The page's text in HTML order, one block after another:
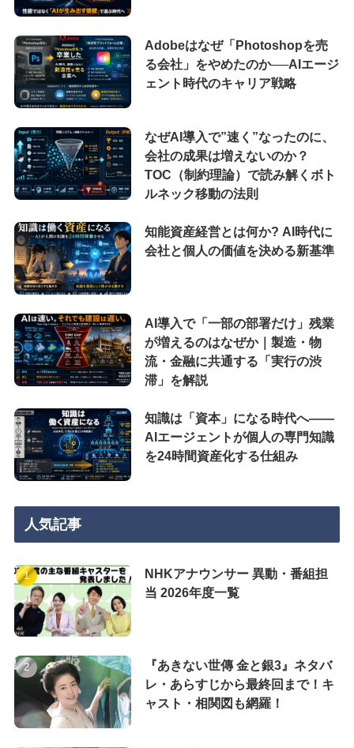
Adobeはなぜ「Photoshopを売
る会社」をやめたのか──AIエージ
ェント時代のキャリア戦略
なぜAI導入で”速く”なったのに、
会社の成果は増えないのか？
TOC（制約理論）で読み解くボト
ルネック移動の法則
知能資産経営とは何か? AI時代に
会社と個人の価値を決める新基準
AI導入で「一部の部署だけ」残業
が増えるのはなぜか｜製造・物
流・金融に共通する「実行の渋
滞」を解説
知識は「資本」になる時代へ——
AIエージェントが個人の専門知識
を24時間資産化する仕組み
人気記事
NHKアナウンサー 異動・番組担
当 2026年度一覧
『あきない世傳 金と銀3』ネタバ
レ・あらすじから最終回まで！キ
ャスト・相関図も網羅！